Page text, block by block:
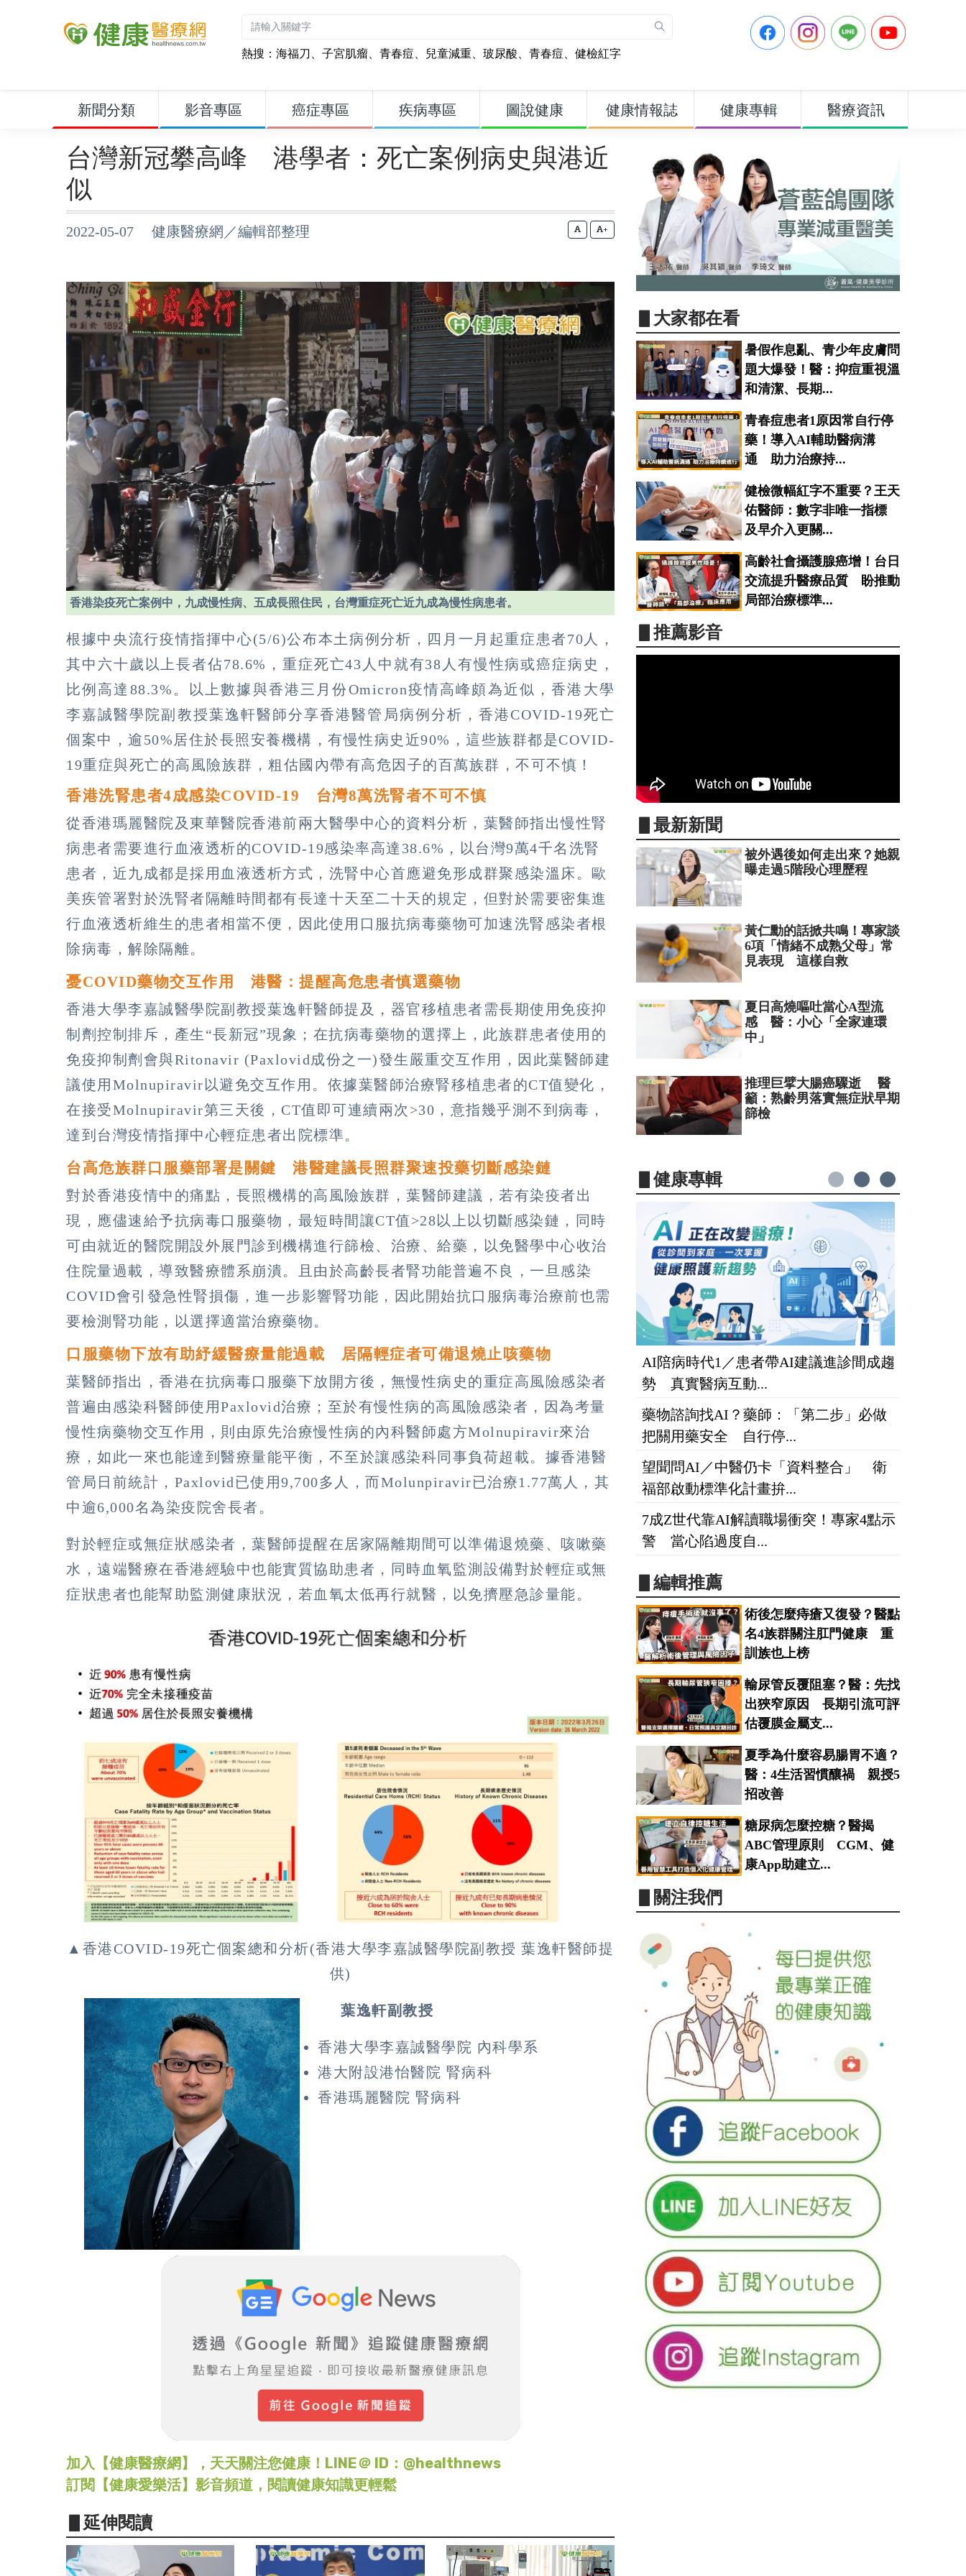
熱搜： 海福刀 、 子宮肌瘤、 青春痘、 兒童減重、 玻尿酸、 青春痘、 健檢紅字
新聞分類 影音專區 癌症專區 疾病專區 圖說健康 健康情報誌 健康專輯 醫療資訊
台灣新冠攀高峰 港學者：死亡案例病史與港近
似
2022-05-07 健康醫療網／編輯部整理 +
香港染疫死亡案例中，九成慢性病、五成長照住民，台灣重症死亡近九成為慢性病患者。
根據中央流行疫情指揮中心(5/6)公布本土病例分析，四月一月起重症患者70人，
其中六十歲以上長者佔78.6%，重症死亡43人中就有38人有慢性病或癌症病史，
比例高達88.3%。以上數據與香港三月份Omicron疫情高峰頗為近似，香港大學
李嘉誠醫學院副教授葉逸軒醫師分享香港醫管局病例分析，香港COVID-19死亡
個案中，逾50%居住於長照安養機構，有慢性病史近90%，這些族群都是COVID-
19重症與死亡的高風險族群，粗估國內帶有高危因子的百萬族群，不可不慎！
香港洗腎患者4成感染COVID-19 台灣8萬洗腎者不可不慎
從香港瑪麗醫院及東華醫院香港前兩大醫學中心的資料分析，葉醫師指出慢性腎
病患者需要進行血液透析的COVID-19感染率高達38.6%，以台灣9萬4千名洗腎
患者，近九成都是採用血液透析方式，洗腎中心首應避免形成群聚感染溫床。歐
美疾管署對於洗腎者隔離時間都有長達十天至二十天的規定，但對於需要密集進
行血液透析維生的患者相當不便，因此使用口服抗病毒藥物可加速洗腎感染者根
除病毒，解除隔離。
憂COVID藥物交互作用 港醫：提醒高危患者慎選藥物
香港大學李嘉誠醫學院副教授葉逸軒醫師提及，器官移植患者需長期使用免疫抑
制劑控制排斥，產生“長新冠”現象；在抗病毒藥物的選擇上，此族群患者使用的
免疫抑制劑會與Ritonavir (Paxlovid成份之一)發生嚴重交互作用，因此葉醫師建
議使用Molnupiravir以避免交互作用。依據葉醫師治療腎移植患者的CT值變化，
在接受Molnupiravir第三天後，CT值即可連續兩次>30，意指幾乎測不到病毒，
達到台灣疫情指揮中心輕症患者出院標準。
台高危族群口服藥部署是關鍵 港醫建議長照群聚速投藥切斷感染鏈
對於香港疫情中的痛點，長照機構的高風險族群，葉醫師建議，若有染疫者出
現，應儘速給予抗病毒口服藥物，最短時間讓CT值>28以上以切斷感染鏈，同時
可由就近的醫院開設外展門診到機構進行篩檢、治療、給藥，以免醫學中心收治
住院量過載，導致醫療體系崩潰。且由於高齡長者腎功能普遍不良，一旦感染
COVID會引發急性腎損傷，進一步影響腎功能，因此開始抗口服病毒治療前也需
要檢測腎功能，以選擇適當治療藥物。
口服藥物下放有助紓緩醫療量能過載 居隔輕症者可備退燒止咳藥物
葉醫師指出，香港在抗病毒口服藥下放開方後，無慢性病史的重症高風險感染者
普遍由感染科醫師使用Paxlovid治療；至於有慢性病的高風險感染者，因為考量
慢性病藥物交互作用，則由原先治療慢性病的內科醫師處方Molnupiravir來治
療，如此一來也能達到醫療量能平衡，不至於讓感染科同事負荷超載。據香港醫
管局日前統計，Paxlovid已使用9,700多人，而Molunpiravir已治療1.77萬人，其
中逾6,000名為染疫院舍長者。
對於輕症或無症狀感染者，葉醫師提醒在居家隔離期間可以準備退燒藥、咳嗽藥
水，遠端醫療在香港經驗中也能實質協助患者，同時血氧監測設備對於輕症或無
症狀患者也能幫助監測健康狀況，若血氧太低再行就醫，以免擠壓急診量能。
▲香港COVID-19死亡個案總和分析(香港大學李嘉誠醫學院副教授 葉逸軒醫師提
供)
葉逸軒副教授
香港大學李嘉誠醫學院 內科學系
港大附設港怡醫院 腎病科
香港瑪麗醫院 腎病科
加入【健康醫療網】，天天關注您健康！LINE＠ ID：@healthnews
訂閱【健康愛樂活】影音頻道，閱讀健康知識更輕鬆
▋延伸閱讀
▋大家都在看
暑假作息亂、青少年皮膚問
題大爆發！醫：抑痘重視溫
和清潔、長期...
青春痘患者1原因常自行停
藥！導入AI輔助醫病溝
通 助力治療持...
健檢微幅紅字不重要？王天
佑醫師：數字非唯一指標
及早介入更關...
高齡社會攝護腺癌增！台日
交流提升醫療品質 盼推動
局部治療標準...
▋推薦影音
▋最新新聞
被外遇後如何走出來？她親
曝走過5階段心理歷程
黃仁勳的話掀共鳴！專家談
6項「情緒不成熟父母」常
見表現 這樣自救
夏日高燒嘔吐當心A型流
感 醫：小心「全家連環
中」
推理巨擘大腸癌驟逝 醫
籲：熟齡男落實無症狀早期
篩檢
▋健康專輯
AI陪病時代1／患者帶AI建議進診間成趨
勢 真實醫病互動...
藥物諮詢找AI？藥師：「第二步」必做
把關用藥安全 自行停...
望聞問AI／中醫仍卡「資料整合」 衛
福部啟動標準化計畫拚...
7成Z世代靠AI解讀職場衝突！專家4點示
警 當心陷過度自...
▋編輯推薦
術後怎麼痔瘡又復發？醫點
名4族群關注肛門健康 重
訓族也上榜
輸尿管反覆阻塞？醫：先找
出狹窄原因 長期引流可評
估覆膜金屬支...
夏季為什麼容易腸胃不適？
醫：4生活習慣釀禍 親授5
招改善
糖尿病怎麼控糖？醫揭
ABC管理原則 CGM、健
康App助建立...
▋關注我們